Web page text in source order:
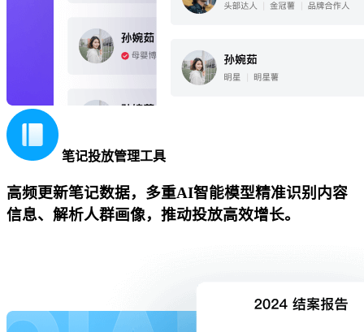
笔记投放管理工具
高频更新笔记数据，多重AI智能模型精准识别内容
信息、解析人群画像，推动投放高效增长。